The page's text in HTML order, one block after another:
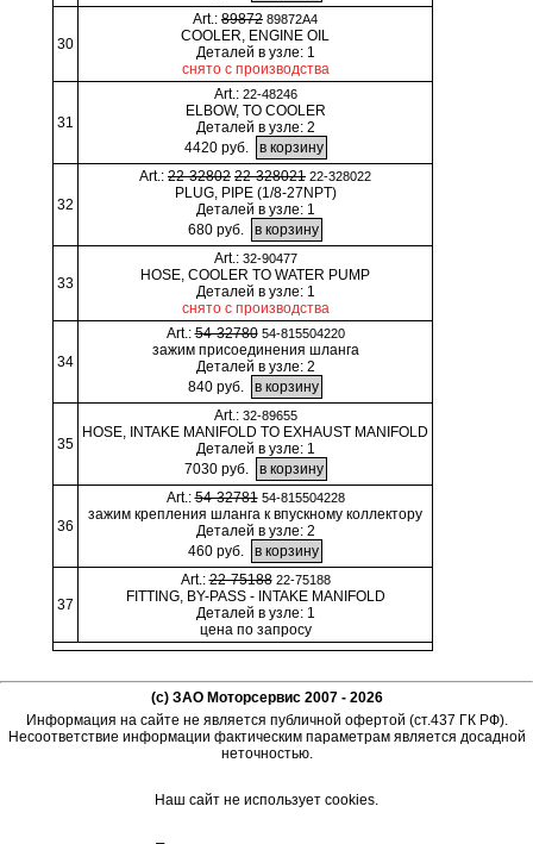
30
Art.: 89872 89872A4
COOLER, ENGINE OIL
Деталей в узле: 1
снято с производства
31
Art.: 22-48246
ELBOW, TO COOLER
Деталей в узле: 2
4420 руб.
32
Art.: 22-32802 22-328021 22-328022
PLUG, PIPE (1/8-27NPT)
Деталей в узле: 1
680 руб.
33
Art.: 32-90477
HOSE, COOLER TO WATER PUMP
Деталей в узле: 1
снято с производства
34
Art.:54-32780 54-815504220
зажим присоединения шланга
Деталей в узле: 2
840 руб.
35
Art.: 32-89655
HOSE, INTAKE MANIFOLD TO EXHAUST MANIFOLD
Деталей в узле: 1
7030 руб.
36
Art.:54-32781 54-815504228
зажим крепления шланга к впускному коллектору
Деталей в узле: 2
460 руб.
37
Art.:22-75188 22-75188
FITTING, BY-PASS - INTAKE MANIFOLD
Деталей в узле: 1
цена по запросу
(c) ЗАО Моторсервис 2007 - 2026
Информация на сайте не является публичной офертой (ст.437 ГК РФ).
Несоответствие информации фактическим параметрам является досадной
неточностью.
Наш сайт не использует cookies.